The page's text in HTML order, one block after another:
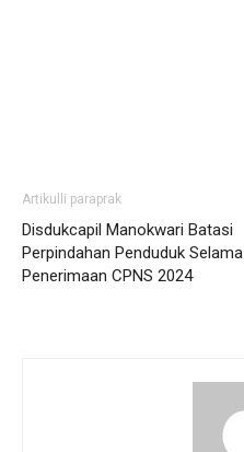
Artikulli paraprak
Disdukcapil Manokwari Batasi
Perpindahan Penduduk Selama
Penerimaan CPNS 2024